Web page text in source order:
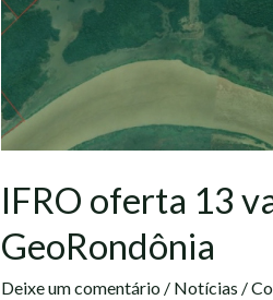
IFRO oferta 13
GeoRondônia
Deixe um comentário / Notícias /